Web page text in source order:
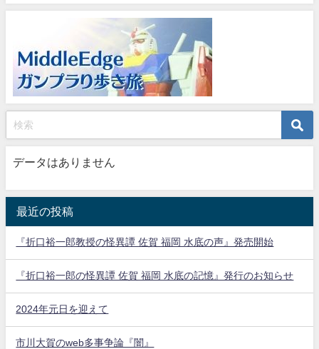
データはありません
最近の投稿
『折口裕一郎教授の怪異譚 佐賀 福岡 水底の声』発売開始
『折口裕一郎の怪異譚 佐賀 福岡 水底の記憶』発行のお知らせ
2024年元日を迎えて
市川大賀のweb多事争論『闇』